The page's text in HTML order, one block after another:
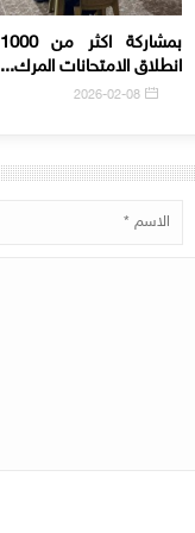
انطلاق الامتحانات المرك...
2026-02-08